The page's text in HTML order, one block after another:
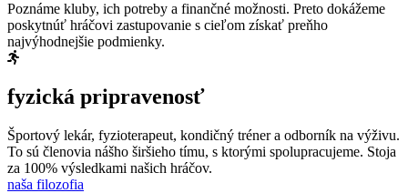
Poznáme kluby, ich potreby a finančné možnosti. Preto dokážeme
poskytnúť hráčovi zastupovanie s cieľom získať preňho
najvýhodnejšie podmienky.
fyzická pripravenosť
Športový lekár, fyzioterapeut, kondičný tréner a odborník na výživu.
To sú členovia nášho širšieho tímu, s ktorými spolupracujeme. Stoja
za 100% výsledkami našich hráčov.
naša filozofia